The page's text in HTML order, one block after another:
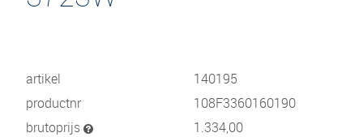
artikel
140195
productnr
108F3360160190
brutoprijs
1.334,00